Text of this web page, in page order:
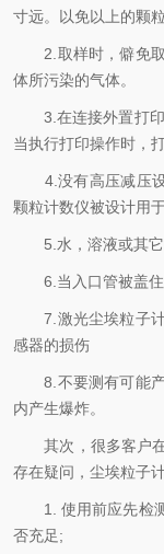
寸远。以免以上的颗
2.取样时，僻免取
体所污染的气体。
3.在连接外置打印
当执行打印操作时，
4.没有高压减压设
颗粒计数仪被设计用
5.水，溶液或其它
6.当入口管被盖住
7.激光尘埃粒子计
感器的损伤
8.不要测有可能产
内产生爆炸。
其次，很多客户在
存在疑问，尘埃粒子
1. 使用前应先检测
否充足;